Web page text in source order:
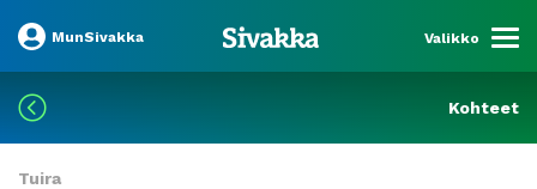
MunSivakka Valikko
Kohteet
Tuira